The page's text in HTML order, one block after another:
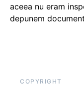
aceea nu eram
depunem
COPYRIGHT